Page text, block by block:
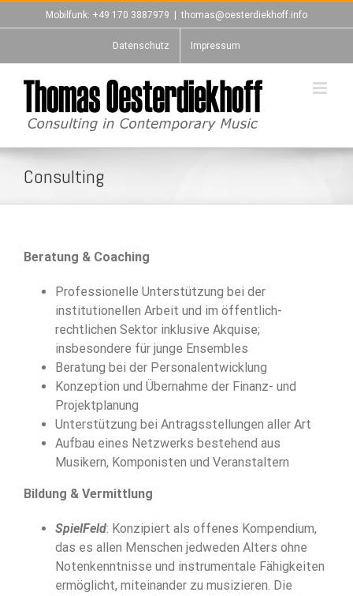
Inhalt
Mobilfunk: +49 170 3887979 thomas@oesterdiekhoff.info
Datenschutz Impressum
Consulting
Beratung & Coaching
Professionelle Unterstützung bei der
institutionellen Arbeit und im öffentlich-
rechtlichen Sektor inklusive Akquise;
insbesondere für junge Ensembles
Beratung bei der Personalentwicklung
Konzeption und Übernahme der Finanz- und
Projektplanung
Unterstützung bei Antragsstellungen aller Art
Aufbau eines Netzwerks bestehend aus
Musikern, Komponisten und Veranstaltern
Bildung & Vermittlung
SpielFeld: Konzipiert als offenes Kompendium,
das es allen Menschen jedweden Alters ohne
Notenkenntnisse und instrumentale Fähigkeiten
ermöglicht, miteinander zu musizieren. Die